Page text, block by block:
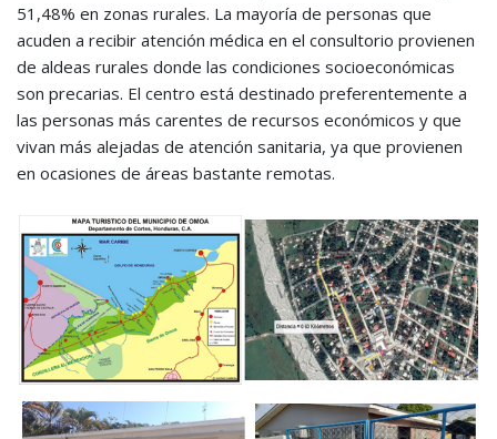
51,48% en zonas rurales. La mayoría de personas que
acuden a recibir atención médica en el consultorio provienen
de aldeas rurales donde las condiciones socioeconómicas
son precarias. El centro está destinado preferentemente a
las personas más carentes de recursos económicos y que
vivan más alejadas de atención sanitaria, ya que provienen
en ocasiones de áreas bastante remotas.